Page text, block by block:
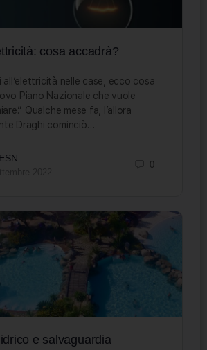
cosa accadrà?
all’elettricità nelle case, ecco cosa
Piano Nazionale che vuole
Qualche mese fa, l’allora
Draghi cominciò…
0
e salvaguardia